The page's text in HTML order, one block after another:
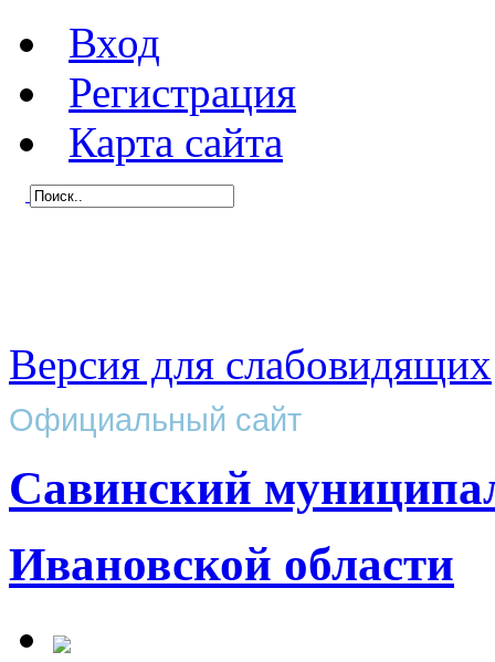
Вход
Регистрация
Карта сайта
Версия для слабовидящих
Официальный сайт
Савинский
Ивановской области